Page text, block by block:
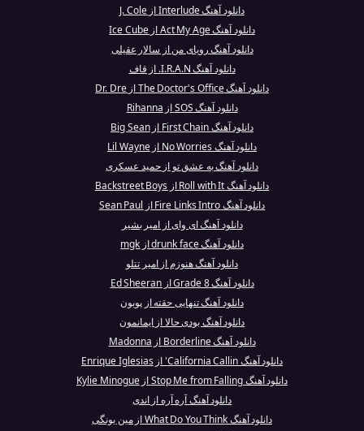
دانلود آهنگ Interlude از J. Cole
دانلود آهنگ Act My Age از Ice Cube
دانلود آهنگ رویای من از سالار عقیلی
دانلود آهنگ I.R.A.N. از قاف
دانلود آهنگ The Doctor's Office از Dr. Dre
دانلود آهنگ SOS از Rihanna
دانلود آهنگ First Chain از Big Sean
دانلود آهنگ No Worries از Lil Wayne
دانلود آهنگ به عشق تو از حمید عسکری
دانلود آهنگ Roll with It از Backstreet Boys
دانلود آهنگ Fire Links Intro از Sean Paul
دانلود آهنگ ای وای از امیر بشیر
دانلود آهنگ drunk face از mgk
دانلود آهنگ هنوزم از امیر تتلو
دانلود آهنگ Grade 8 از Ed Sheeran
دانلود آهنگ تنهایی حقته از پوبون
دانلود آهنگ بودی حالا از ایمانمون
دانلود آهنگ Borderline از Madonna
دانلود آهنگ California Callin' از Enrique Iglesias
دانلود آهنگ Stop Me from Falling از Kylie Minogue
دانلود آهنگ آره آره از اندی
دانلود آهنگ What Do You Think از مین یونگی